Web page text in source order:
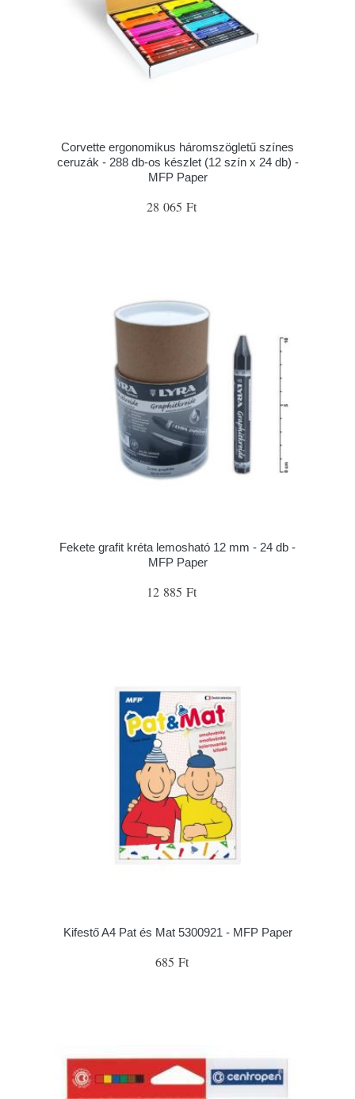
Corvette ergonomikus háromszögletű színes
ceruzák - 288 db-os készlet (12 szín x 24 db) -
MFP Paper
28 065 Ft
Fekete grafit kréta lemosható 12 mm - 24 db -
MFP Paper
12 885 Ft
Kifestő A4 Pat és Mat 5300921 - MFP Paper
685 Ft